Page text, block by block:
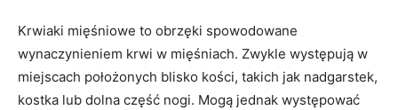
Krwiaki mięśniowe to obrzęki spowodowane
wynaczynieniem krwi w mięśniach. Zwykle występują w
miejscach położonych blisko kości, takich jak nadgarstek,
kostka lub dolna część nogi. Mogą jednak występować